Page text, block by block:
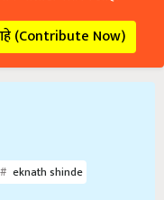
(Contribute Now)
eknath shinde